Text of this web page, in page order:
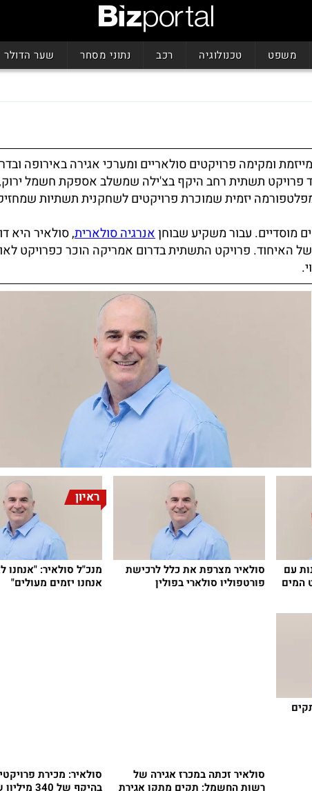
משפט טכנולוגיה רכב נתוני מסחר שער הדולר
ומקימה פרויקטים סולאריים ומערכי אגירה באירופה
פרויקט תשתית רחב היקף בצ'ילה שמשלב אספקת חשמל
יזמית שמוכרת פרויקטים לשחקנית תשתיות
מוסדיים. עבור משקיע שבוחןאנרגיה סולארית, סולאיר היא
האיחוד. פרויקט התשתית בדרום אמריקה הוכר כפרויקט
עם
המים
סולאיר מצרפת את כלל לרכישת
פורטפוליו סולארי בפולין
ראיון
מנכ"ל סולאיר: "אנחנו
אנחנו יזמים מעולים"
תקים
סולאיר זכתה במכרז אגירה של
רשות החשמל; תקים מתקן אגירת
סולאיר: מכירת
בהיקף של